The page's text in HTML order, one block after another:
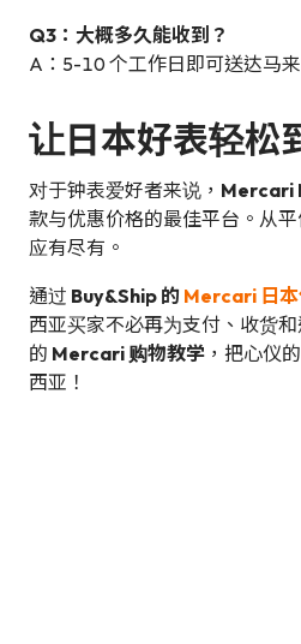
Q3：大概多久能收到？
A：5-10 个工作日即可送达马来
让日本好表轻松
对于钟表爱好者来说， Mercari
款与优惠价格的最佳平台。从
应有尽有。
通过 Buy&Ship 的 Mercari 日
西亚买家不必再为支付、收货
的 Mercari 购物教学 ，把心仪
西亚！